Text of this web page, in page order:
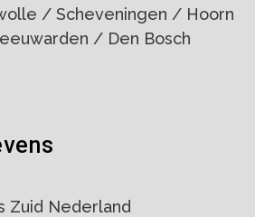
/ Scheveningen / Hoorn
/ Den Bosch
Zuid Nederland